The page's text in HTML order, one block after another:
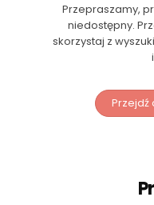
Przepraszamy,
niedostępny.
skorzystaj z
Przejdź